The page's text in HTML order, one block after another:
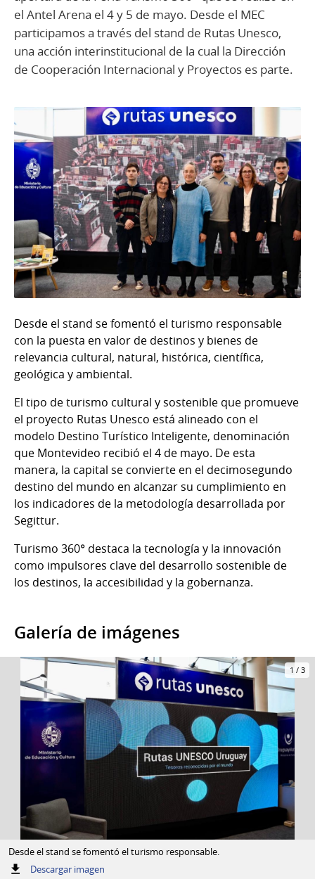
el Antel Arena el 4 y 5 de mayo. Desde el MEC
participamos a través del stand de Rutas Unesco,
una acción interinstitucional de la cual la Dirección
de Cooperación Internacional y Proyectos es parte.
Desde el stand se fomentó el turismo responsable
con la puesta en valor de destinos y bienes de
relevancia cultural, natural, histórica, científica,
geológica y ambiental.
El tipo de turismo cultural y sostenible que promueve
el proyecto Rutas Unesco está alineado con el
modelo Destino Turístico Inteligente, denominación
que Montevideo recibió el 4 de mayo. De esta
manera, la capital se convierte en el decimosegundo
destino del mundo en alcanzar su cumplimiento en
los indicadores de la metodología desarrollada por
Segittur.
Turismo 360° destaca la tecnología y la innovación
como impulsores clave del desarrollo sostenible de
los destinos, la accesibilidad y la gobernanza.
Galería de imágenes
1 / 3
Desde el stand se fomentó el turismo responsable.
Descargar imagen: